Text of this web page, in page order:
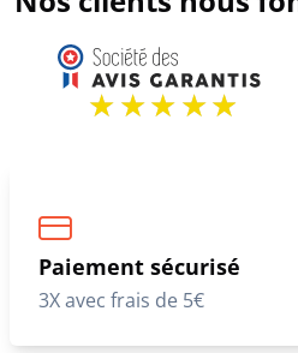
Paiement sécurisé
3X avec frais de 5€